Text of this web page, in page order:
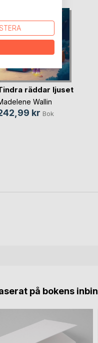
räddar ljuset
Wallin
kr Bok
på bokens